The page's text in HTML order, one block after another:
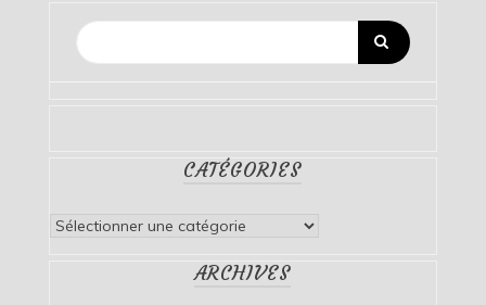
CATÉGORIES
Catégories
ARCHIVES